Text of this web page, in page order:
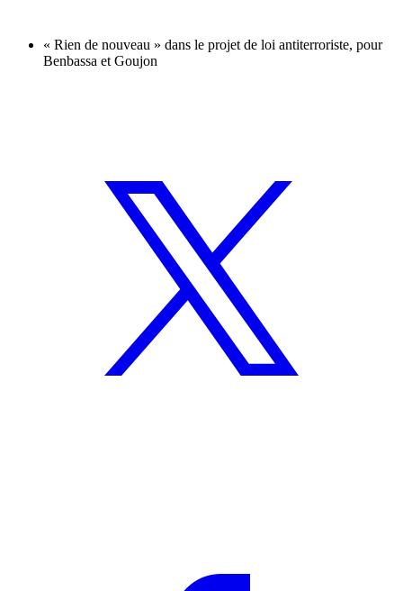
« Rien de nouveau » dans le projet de loi antiterroriste, pour
Benbassa et Goujon